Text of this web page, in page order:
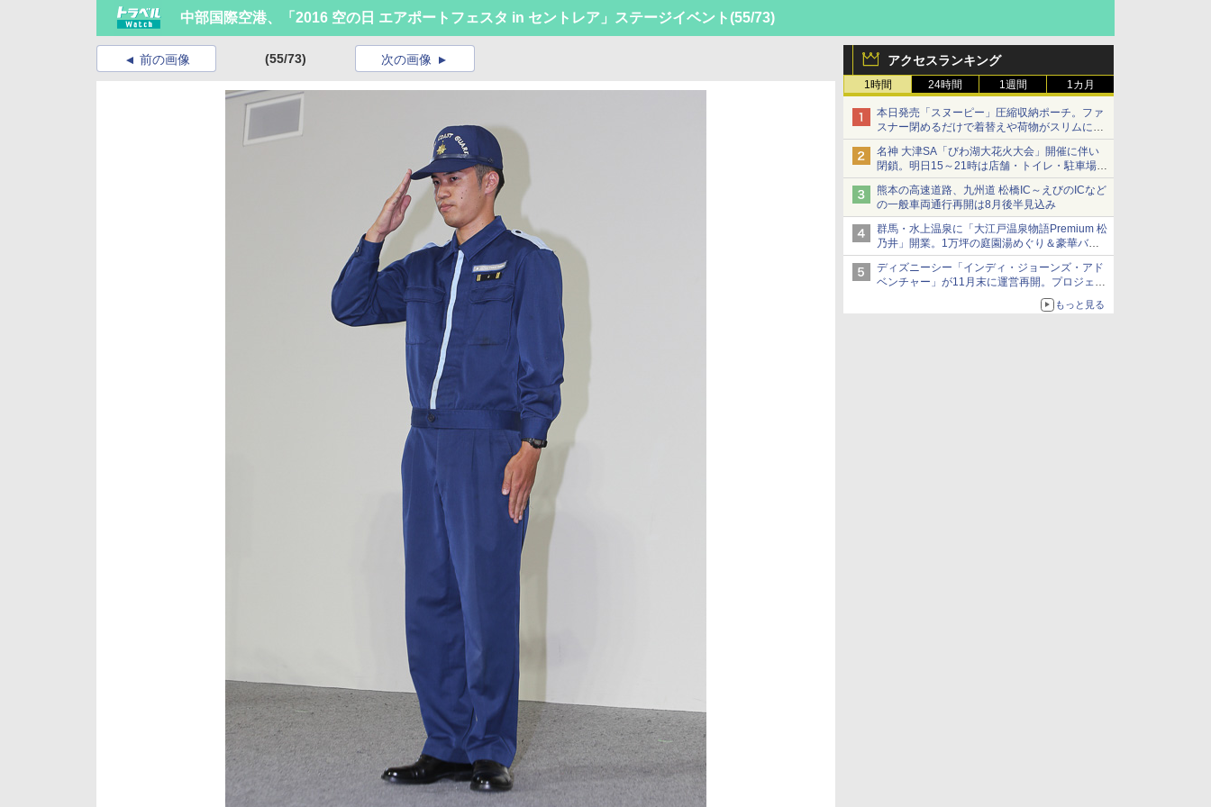
中部国際空港、「2016 空の日 エアポートフェスタ in セントレア」ステージイベント(55/73)
アクセスランキング
1時間 24時間 1週間 1カ月
本日発売「スヌーピー」圧縮収納ポーチ。ファ
スナー閉めるだけで着替えや荷物がスリムにま
とまる
名神 大津SA「びわ湖大花火大会」開催に伴い
閉鎖。明日15～21時は店舗・トイレ・駐車場の
利用不可
熊本の高速道路、九州道 松橋IC～えびのICなど
の一般車両通行再開は8月後半見込み
群馬・水上温泉に「大江戸温泉物語Premium 松
乃井」開業。1万坪の庭園湯めぐり＆豪華バイ
キングを体験してきた！
ディズニーシー「インディ・ジョーンズ・アド
ベンチャー」が11月末に運営再開。プロジェク
ションマッピングを追加、DPAは1500円
もっと見る
前の画像 (55/73) 次の画像